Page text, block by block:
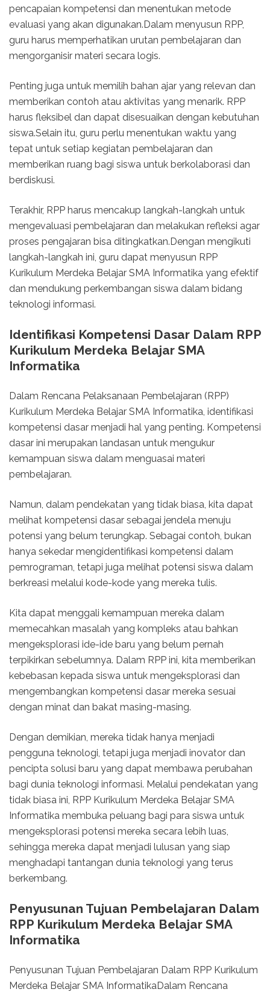
pencapaian kompetensi dan menentukan metode
evaluasi yang akan digunakan.Dalam menyusun RPP,
guru harus memperhatikan urutan pembelajaran dan
mengorganisir materi secara logis.
Penting juga untuk memilih bahan ajar yang relevan dan
memberikan contoh atau aktivitas yang menarik. RPP
harus fleksibel dan dapat disesuaikan dengan kebutuhan
siswa.Selain itu, guru perlu menentukan waktu yang
tepat untuk setiap kegiatan pembelajaran dan
memberikan ruang bagi siswa untuk berkolaborasi dan
berdiskusi.
Terakhir, RPP harus mencakup langkah-langkah untuk
mengevaluasi pembelajaran dan melakukan refleksi agar
proses pengajaran bisa ditingkatkan.Dengan mengikuti
langkah-langkah ini, guru dapat menyusun RPP
Kurikulum Merdeka Belajar SMA Informatika yang efektif
dan mendukung perkembangan siswa dalam bidang
teknologi informasi.
Identifikasi Kompetensi Dasar Dalam RPP
Kurikulum Merdeka Belajar SMA
Informatika
Dalam Rencana Pelaksanaan Pembelajaran (RPP)
Kurikulum Merdeka Belajar SMA Informatika, identifikasi
kompetensi dasar menjadi hal yang penting. Kompetensi
dasar ini merupakan landasan untuk mengukur
kemampuan siswa dalam menguasai materi
pembelajaran.
Namun, dalam pendekatan yang tidak biasa, kita dapat
melihat kompetensi dasar sebagai jendela menuju
potensi yang belum terungkap. Sebagai contoh, bukan
hanya sekedar mengidentifikasi kompetensi dalam
pemrograman, tetapi juga melihat potensi siswa dalam
berkreasi melalui kode-kode yang mereka tulis.
Kita dapat menggali kemampuan mereka dalam
memecahkan masalah yang kompleks atau bahkan
mengeksplorasi ide-ide baru yang belum pernah
terpikirkan sebelumnya. Dalam RPP ini, kita memberikan
kebebasan kepada siswa untuk mengeksplorasi dan
mengembangkan kompetensi dasar mereka sesuai
dengan minat dan bakat masing-masing.
Dengan demikian, mereka tidak hanya menjadi
pengguna teknologi, tetapi juga menjadi inovator dan
pencipta solusi baru yang dapat membawa perubahan
bagi dunia teknologi informasi. Melalui pendekatan yang
tidak biasa ini, RPP Kurikulum Merdeka Belajar SMA
Informatika membuka peluang bagi para siswa untuk
mengeksplorasi potensi mereka secara lebih luas,
sehingga mereka dapat menjadi lulusan yang siap
menghadapi tantangan dunia teknologi yang terus
berkembang.
Penyusunan Tujuan Pembelajaran Dalam
RPP Kurikulum Merdeka Belajar SMA
Informatika
Penyusunan Tujuan Pembelajaran Dalam RPP Kurikulum
Merdeka Belajar SMA InformatikaDalam Rencana